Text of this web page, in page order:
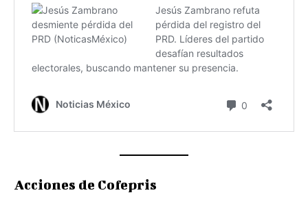
Acciones de Cofepris